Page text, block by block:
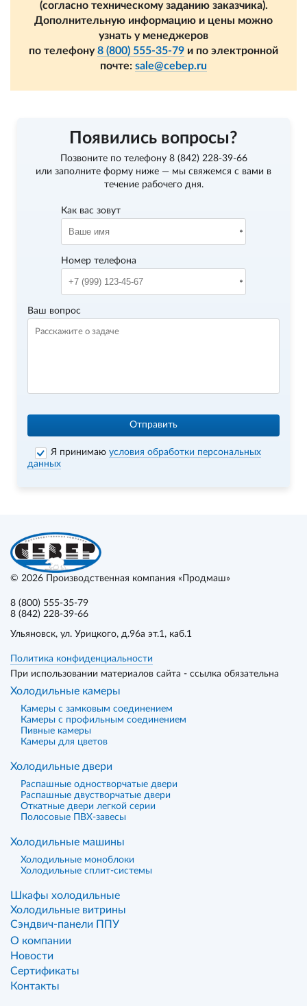
(согласно техническому заданию заказчика).
Дополнительную информацию и цены можно
узнать у менеджеров
по телефону8 (800) 555-35-79 и по электронной
почте: sale@cebep.ru
Появились вопросы?
Позвоните по телефону 8 (842) 228-39-66
или заполните форму ниже — мы свяжемся с вами в
течение рабочего дня.
Как вас зовут
Номер телефона
Ваш вопрос
Отправить
Я принимаюусловия обработки персональных
данных
© 2026 Производственная компания «Продмаш»
8 (800) 555-35-79
8 (842) 228-39-66
Ульяновск, ул. Урицкого, д.96а эт.1, каб.1
Политика конфиденциальности
При использовании материалов сайта - ссылка обязательна
Холодильные камеры
Камеры с замковым соединением
Камеры с профильным соединением
Пивные камеры
Камеры для цветов
Холодильные двери
Распашные одностворчатые двери
Распашные двустворчатые двери
Откатные двери легкой серии
Полосовые ПВХ-завесы
Холодильные машины
Холодильные моноблоки
Холодильные сплит-системы
Шкафы холодильные
Холодильные витрины
Сэндвич-панели ППУ
О компании
Новости
Сертификаты
Контакты